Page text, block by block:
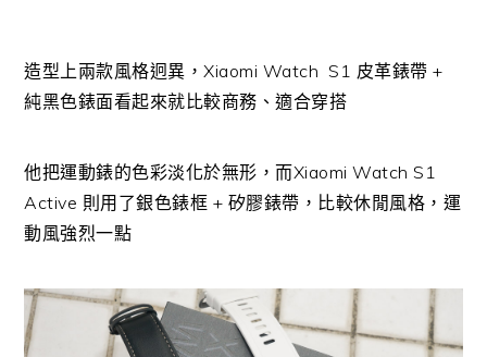
造型上兩款風格迥異，Xiaomi Watch S1 皮革錶帶 +
純黑色錶面看起來就比較商務、適合穿搭
他把運動錶的色彩淡化於無形，而Xiaomi Watch S1
Active 則用了銀色錶框 + 矽膠錶帶，比較休閒風格，運
動風強烈一點